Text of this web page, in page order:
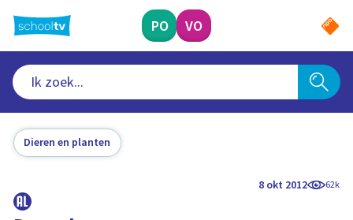
naar
hoofdinhoud
PO VO
Dieren en planten
8 okt 2012 62k